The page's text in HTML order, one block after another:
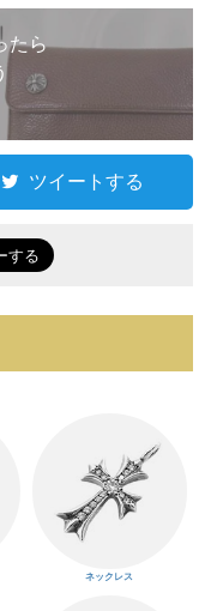
たら
ツイートする
ネックレス